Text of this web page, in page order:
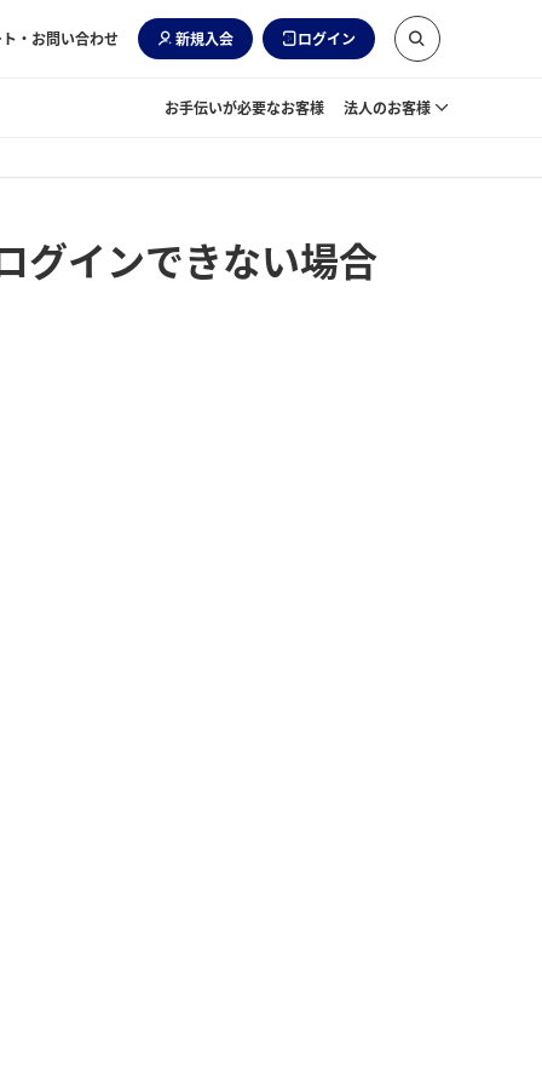
・お問い合わせ 新規入会 ログイン
お手伝いが必要なお客様 法人のお客様
グインできない場合